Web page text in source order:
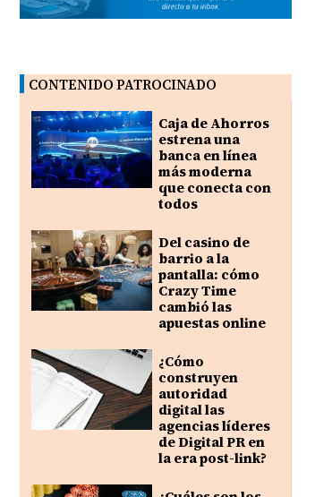
CONTENIDO PATROCINADO
Caja de Ahorros
estrena una
banca en línea
más moderna
que conecta con
todos
Del casino de
barrio a la
pantalla: cómo
Crazy Time
cambió las
apuestas online
¿Cómo
construyen
autoridad
digital las
agencias líderes
de Digital PR en
la era post-link?